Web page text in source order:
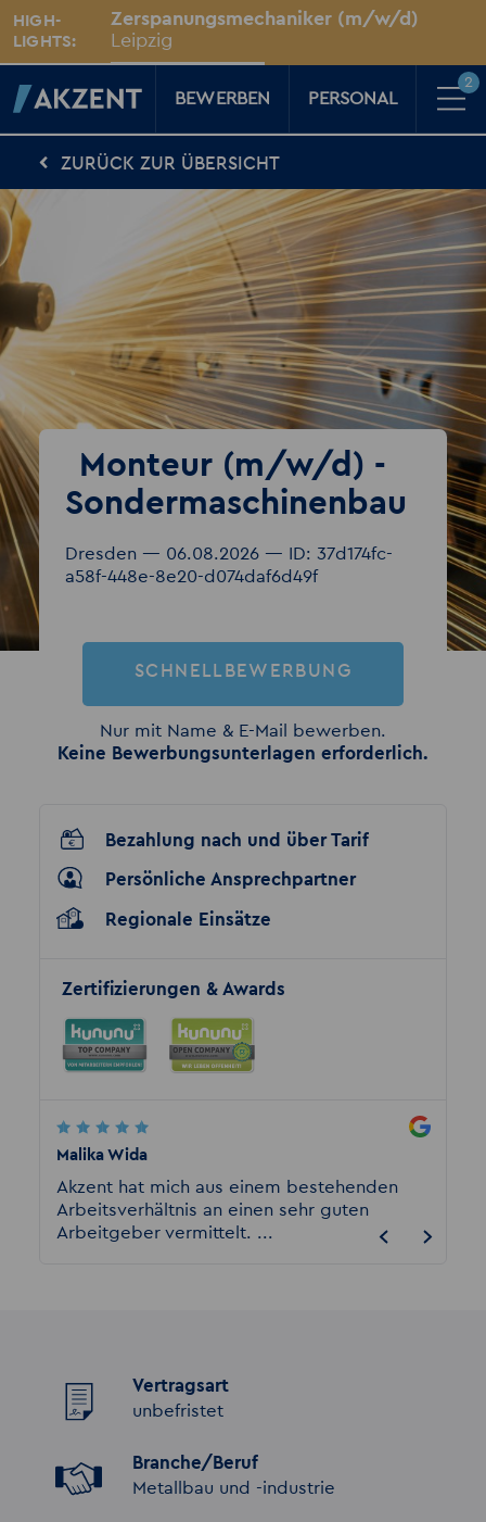
HIGH-
LIGHTS:
Zerspanungsmechaniker (m/w/d)
Leipzig
Für Kandidaten
Karriere-Kompass
News, Tipps & Tricks rund um deinen Traumjob
Für Unternehmen
Kompass für Personaler
News rund um den Arbeitsplatz
Über AKZENT
Für Sie vor Ort
AKZENT-Shop
Für unsere größten Fans
Merkzettel 2
BEWERBEN PERSONAL
2
ZURÜCK ZUR ÜBERSICHT
Monteur (m/w/d) -
Sondermaschinenbau
Dresden — 06.08.2026 — ID: 37d174fc-
a58f-448e-8e20-d074daf6d49f
SCHNELLBEWERBUNG
Nur mit Name & E-Mail bewerben.
Keine Bewerbungsunterlagen erforderlich.
Bezahlung nach und über Tarif
Persönliche Ansprechpartner
Regionale Einsätze
Zertifizierungen & Awards
Malika Wida
Akzent hat mich aus einem bestehenden
Arbeitsverhältnis an einen sehr guten
Arbeitgeber vermittelt. ...
Vertragsart
unbefristet
Branche/Beruf
Metallbau und -industrie